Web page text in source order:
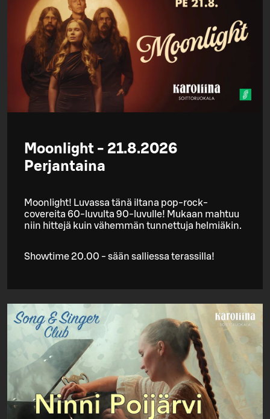
Moonlight - 21.8.2026
Perjantaina
Moonlight! Luvassa tänä iltana pop-rock-
covereita 60-luvulta 90-luvulle! Mukaan mahtuu
niin hittejä kuin vähemmän tunnettuja helmiäkin.
Showtime 20.00 - sään salliessa terassilla!